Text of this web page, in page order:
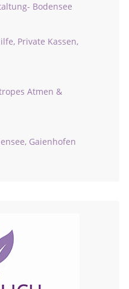
Bodensee
Private Kassen,
Atmen &
Gaienhofen